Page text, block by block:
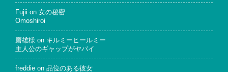
Fujii on 女の秘密
Omoshiroi
磨雄様 on キルミーヒールミー
主人公のギャップがヤバイ
freddie on 品位のある彼女